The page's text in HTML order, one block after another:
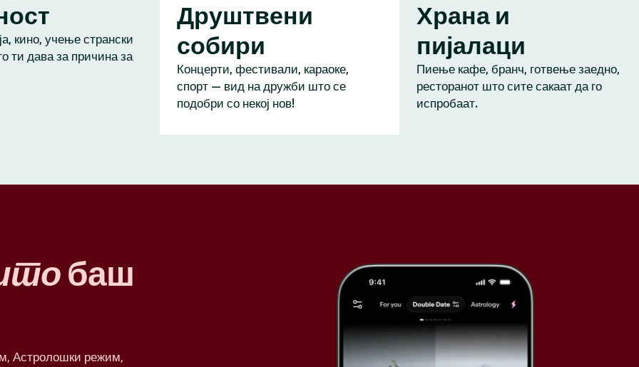
кино, учење странски
ти дава за причина за
Друштвени
собири
Концерти, фестивали, караоке,
спорт — вид на дружби што се
подобри со некој нов!
Храна и
пијалаци
Пиење кафе, бранч, готвење заедно,
ресторанот што сите сакаат да го
испробаат.
баш
Астролошки режим,